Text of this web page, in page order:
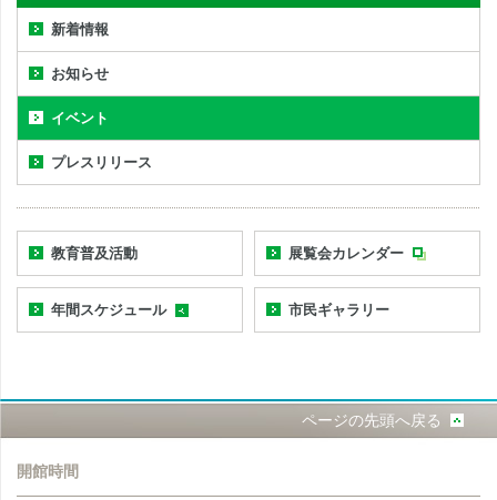
新着情報
お知らせ
イベント
プレスリリース
教育普及活動 展覧会カレンダー
年間スケジュール 市民ギャラリー
ページの先頭へ戻る
開館時間